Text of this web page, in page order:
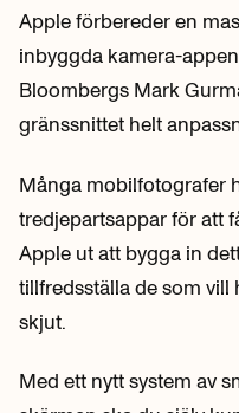
Apple förbereder en
inbyggda kamera-
Bloombergs Mark
gränssnittet helt
Många mobilfotografer
tredjepartsappar för att
Apple ut att bygga in
tillfredsställa de som vill
skjut.
Med ett nytt system av